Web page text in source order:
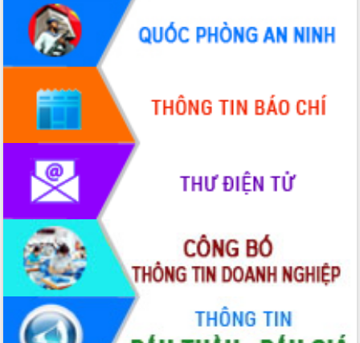
Hòn Yến phát triển du lịch gắn với bảo
tồn biển
Lấy ý kiến điều chỉnh Quy hoạch tỉnh
Đắk Lắk thời kỳ 2021-2030, tầm nhìn
Phát động chiến dịch 30 ngày đêm
giải phóng mặt bằng Tuyến đường bộ
ven biển
Đắk Lắk nỗ lực thúc đẩy tăng trưởng
kinh tế từ 10% trở lên trong Quý
II/2026
Đắk Lắk ký kết thỏa thuận hợp tác về
chuyển đổi số giai đoạn 2026 – 2030
với Tập đoàn Bưu chính Viễn thông
Việt Nam
Thứ trưởng Bộ Y tế làm việc với tỉnh
Đắk Lắk về phát triển nhân lực y tế
cho trạm y tế cấp xã
Du lịch Đắk Lắk nâng tầm trải nghiệm
du khách thông qua Hệ thống cơ sở dữ